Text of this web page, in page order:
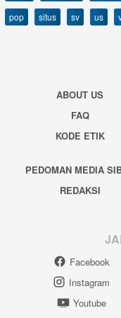
pop
situs sv us
ABOUT US
FAQ
KODE ETIK
PEDOMAN MEDIA
REDAKSI
Facebook
Instagram
Youtube